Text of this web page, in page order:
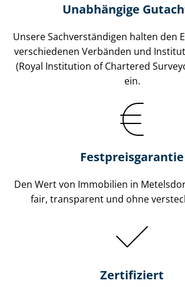
Unabhängige
Unsere Sach­ver­stän­di­gen halten den
verschiedenen Verbänden und
(Royal Institution of Chartered
ein.
Festpreis​garantie
Den Wert von Immobilien in
fair, transparent und ohne
Zertifiziert